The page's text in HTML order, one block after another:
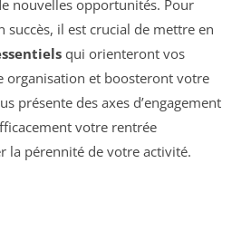
nouvelles opportunités. Pour
succès, il est crucial de mettre en
qui orienteront vos
organisation et boosteront votre
présente des axes d’engagement
votre rentrée
la pérennité de votre activité.